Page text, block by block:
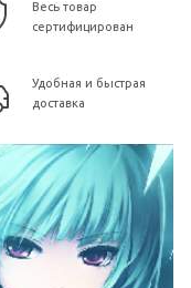
Весь товар
сертифицирован
Удобная и быстрая
доставка